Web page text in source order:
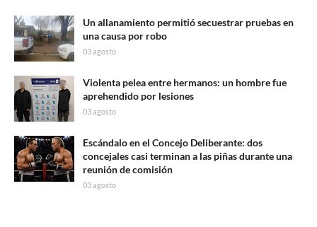
Un allanamiento permitió secuestrar pruebas en
una causa por robo
03 agosto
Violenta pelea entre hermanos: un hombre fue
aprehendido por lesiones
03 agosto
Escándalo en el Concejo Deliberante: dos
concejales casi terminan a las piñas durante una
reunión de comisión
03 agosto